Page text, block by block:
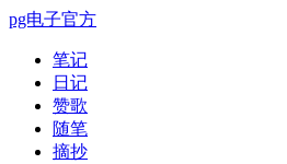
pg电子官方
笔记
日记
赞歌
随笔
摘抄